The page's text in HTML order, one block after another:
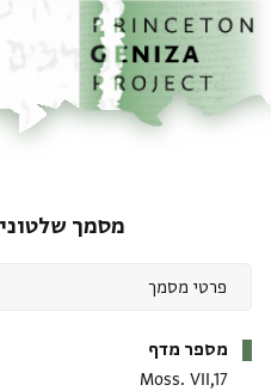
לתוכןהבית
מסמך שלטוני
מספר מדף
Moss. VII,17